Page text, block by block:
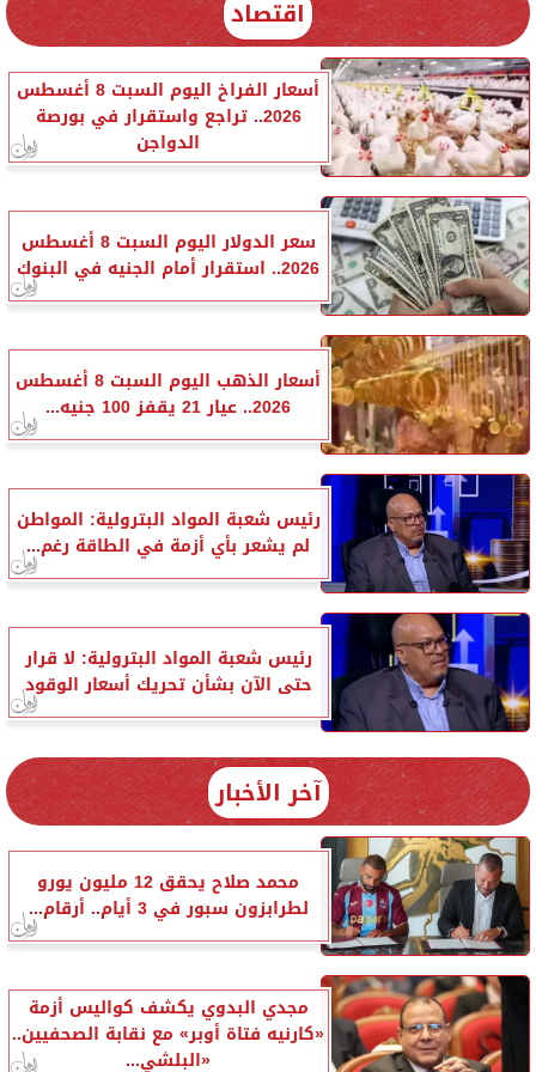
اقتصاد
أسعار الفراخ اليوم السبت 8 أغسطس
2026.. تراجع واستقرار في بورصة
الدواجن
سعر الدولار اليوم السبت 8 أغسطس
2026.. استقرار أمام الجنيه في البنوك
أسعار الذهب اليوم السبت 8 أغسطس
2026.. عيار 21 يقفز 100 جنيه...
رئيس شعبة المواد البترولية: المواطن
لم يشعر بأي أزمة في الطاقة رغم...
رئيس شعبة المواد البترولية: لا قرار
حتى الآن بشأن تحريك أسعار الوقود
آخر الأخبار
محمد صلاح يحقق 12 مليون يورو
لطرابزون سبور في 3 أيام.. أرقام...
مجدي البدوي يكشف كواليس أزمة
«كارنيه فتاة أوبر» مع نقابة الصحفيين..
«البلشي...